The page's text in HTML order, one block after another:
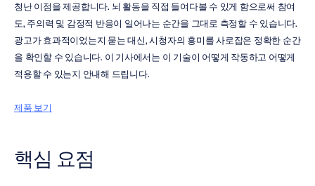
청난 이점을 제공합니다. 뇌 활동을 직접 들여다볼 수 있게 함으로써 참여
도, 주의력 및 감정적 반응이 일어나는 순간을 그대로 측정할 수 있습니다.
광고가 효과적이었는지 묻는 대신, 시청자의 흥미를 사로잡은 정확한 순간
을 확인할 수 있습니다. 이 기사에서는 이 기술이 어떻게 작동하고 어떻게
적용할 수 있는지 안내해 드립니다.
제품 보기
핵심 요점